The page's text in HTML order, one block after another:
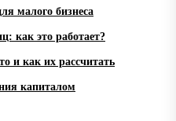
малого бизнеса
как это работает?
и как их рассчитать
капиталом